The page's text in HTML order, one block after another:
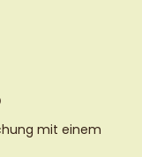
mit einem